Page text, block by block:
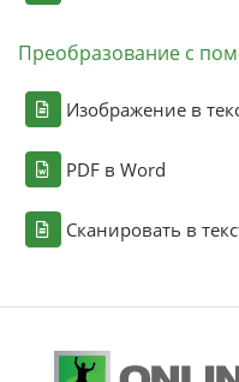
Преобразование с
Изображение в
PDF в Word
Сканировать в